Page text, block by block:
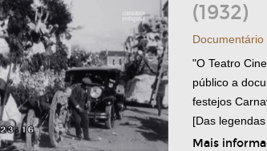
(1932)
Documentário
"O Teatro
público a
festejos
[Das
Mais